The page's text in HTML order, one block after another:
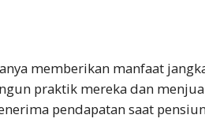
memberikan manfaat
praktik mereka dan
pendapatan saat